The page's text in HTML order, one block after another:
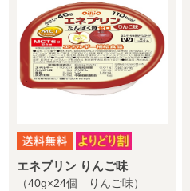
エネプリン りんご味
（40g×24個 りんご味）